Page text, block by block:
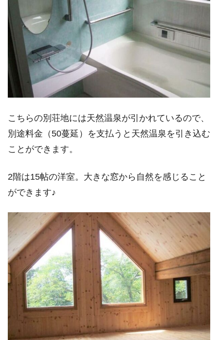
こちらの別荘地には天然温泉が引かれているので、
別途料金（50蔓延）を支払うと天然温泉を引き込む
ことができます。
2階は15帖の洋室。大きな窓から自然を感じること
ができます♪